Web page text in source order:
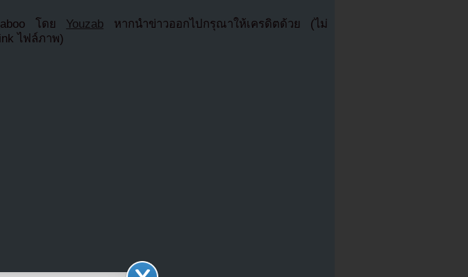
โดย Youzab หากนำข่าวออกไปกรุณาให้เครดิตด้วย (ไม่
ไฟล์ภาพ)